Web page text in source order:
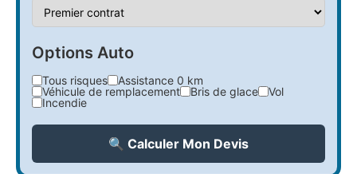
Options Auto
Tous risques
Assistance 0 km
Véhicule de remplacement
Bris de glace
Vol
Incendie
🔍 Calculer Mon Devis